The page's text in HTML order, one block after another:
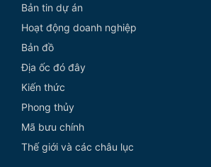
Bản tin dự án
Hoạt động doanh nghiệp
Bản đồ
Địa ốc đó đây
Kiến thức
Phong thủy
Mã bưu chính
Thế giới và các châu lục